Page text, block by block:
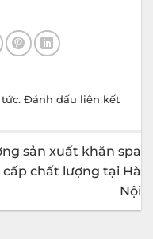
tức. Đánh dấu liên kết
sản xuất khăn spa
cấp chất lượng tại Hà
Nội